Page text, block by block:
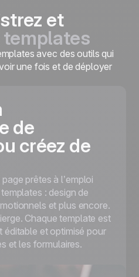
et
templates
avec des outils qui
une fois et de déployer
de
créez de
prêtes à l’emploi
: design de
et plus encore.
Chaque template est
éditable et optimisé pour
et les formulaires.